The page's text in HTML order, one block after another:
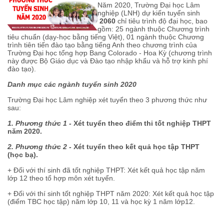
Năm 2020, Trường Đại học Lâm
nghiệp (LNH) dự kiến tuyển sinh
2060 chỉ tiêu trình độ đại học, bao
gồm: 25 ngành thuộc Chương trình
tiêu chuẩn (dạy-học bằng tiếng Việt), 01 ngành thuộc Chương
trình tiên tiến đào tạo bằng tiếng Anh theo chương trình của
Trường Đại học tổng hợp Bang Colorado - Hoa Kỳ (chương trình
này được Bộ Giáo dục và Đào tạo nhập khẩu và hỗ trợ kinh phí
đào tạo).
Danh mục các ngành tuyển sinh 2020
Trường Đại học Lâm nghiệp xét tuyển theo 3 phương thức như
sau:
1. Phương thức 1 - Xét tuyển theo điểm thi tốt nghiệp THPT
năm 2020.
2. Phương thức 2 - Xét tuyển theo kết quả học tập THPT
(học bạ).
+ Đối với thí sinh đã tốt nghiệp THPT: Xét kết quả học tập năm
lớp 12 theo tổ hợp môn xét tuyển.
+ Đối với thí sinh tốt nghiệp THPT năm 2020: Xét kết quả học tập
(điểm TBC học tập) năm lớp 10, 11 và học kỳ 1 năm lớp12.